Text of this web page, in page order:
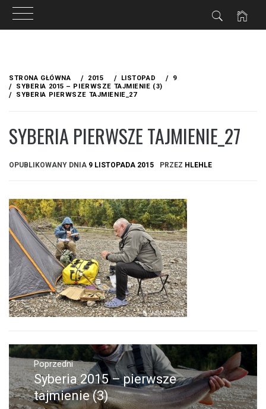
treści
STRONA GŁÓWNA 2015 LISTOPAD
9
SYBERIA 2015 – PIERWSZE TAJMIENIE (3)
SYBERIA PIERWSZE TAJMIENIE_27
SYBERIA PIERWSZE TAJMIENIE_27
OPUBLIKOWANY DNIA 9 LISTOPADA 2015 PRZEZ HLEHLE
Nawigacja
wpisuPoprzedni
Poprzedni
wpis:
Syberia 2015 – pierwsze
tajmienie (3)